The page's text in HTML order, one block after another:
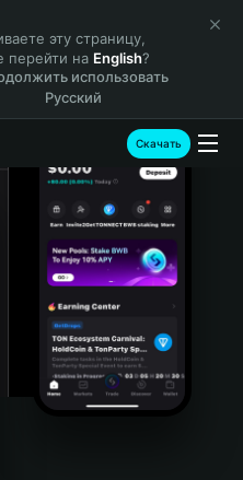
эту страницу,
перейти на English?
использовать
Русский
Скачать